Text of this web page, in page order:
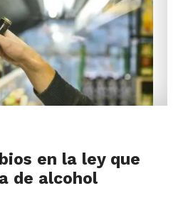
en la ley que
de alcohol